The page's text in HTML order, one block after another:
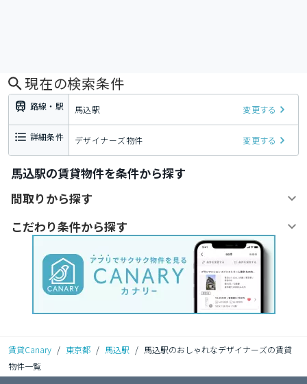
現在の検索条件
路線・駅 馬込駅 変更する
詳細条件 デザイナーズ物件 変更する
馬込駅の賃貸物件を条件から探す
間取りから探す
こだわり条件から探す
賃貸Canary / 東京都 / 馬込駅 / 馬込駅のおしゃれなデザイナーズの賃貸
物件一覧